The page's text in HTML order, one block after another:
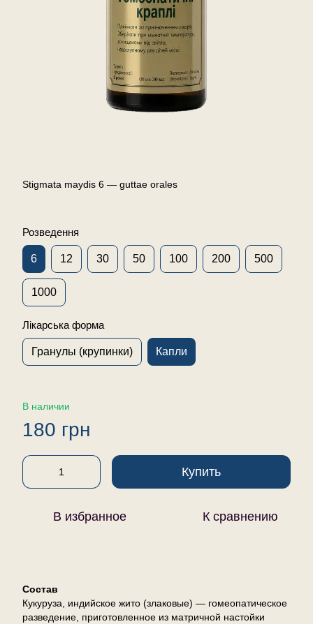
Stigmata maydis 6 — guttae orales
Розведення
6 12 30 50 100 200 500
1000
Лікарська форма
Гранулы (крупинки) Капли
В наличии
180 грн
Купить
В избранное К сравнению
Состав
Кукуруза, индийское жито (злаковые) — гомеопатическое
разведение, приготовленное из матричной настойки